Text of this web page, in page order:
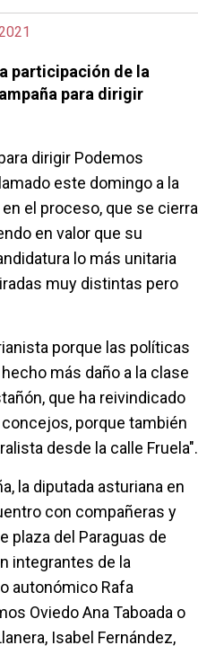
participación de la
para dirigir
dirigir Podemos
este domingo a la
el proceso, que se cierra
en valor que su
lo más unitaria
muy distintas pero
porque las políticas
más daño a la clase
que ha reivindicado
porque también
desde la calle Fruela".
la diputada asturiana en
con compañeras y
plaza del Paraguas de
integrantes de la
autonómico Rafa
Oviedo Ana Taboada o
Isabel Fernández,